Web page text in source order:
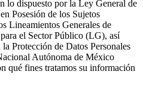
lo dispuesto por la Ley General de
Posesión de los Sujetos
Lineamientos Generales de
el Sector Público (LG), así
Protección de Datos Personales
Autónoma de México
fines tratamos su información